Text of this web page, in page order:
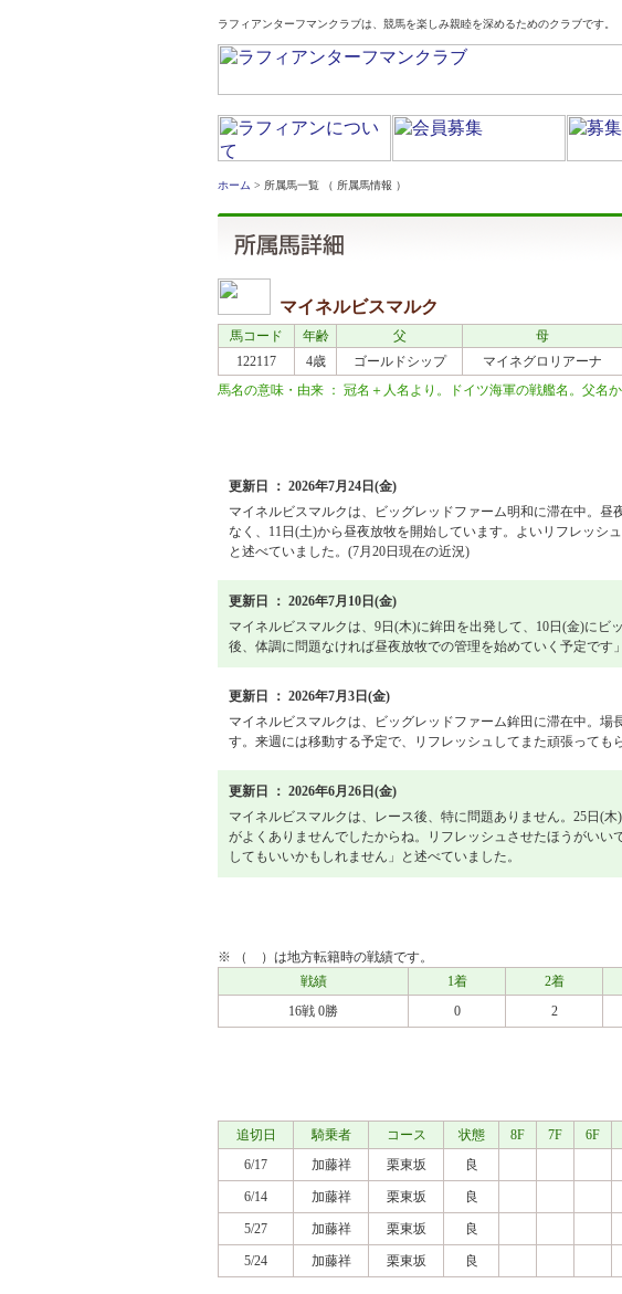
ラフィアンターフマンクラブは、競馬を楽しみ親睦を深めるためのクラブです。
ホーム > 所属馬一覧 （ 所属馬情報 ）
マイネルビスマルク
馬コード 年齢 父 母
122117
4歳 ゴールドシップ マイネグロリアーナ
馬名の意味・由来 ： 冠名＋人名より。ドイツ海軍の戦艦名。父名
更新日 ： 2026年7月24日(金)
マイネルビスマルクは、ビッグレッドファーム明和に滞在中。
なく、11日(土)から昼夜放牧を開始しています。よいリフレッシ
と述べていました。(7月20日現在の近況)
更新日 ： 2026年7月10日(金)
マイネルビスマルクは、9日(木)に鉾田を出発して、10日(金)に
後、体調に問題なければ昼夜放牧での管理を始めていく予定です
更新日 ： 2026年7月3日(金)
マイネルビスマルクは、ビッグレッドファーム鉾田に滞在中。
す。来週には移動する予定で、リフレッシュしてまた頑張っても
更新日 ： 2026年6月26日(金)
マイネルビスマルクは、レース後、特に問題ありません。25日(
がよくありませんでしたからね。リフレッシュさせたほうがい
してもいいかもしれません」と述べていました。
※ （ ）は地方転籍時の戦績です。
戦績
1着 2着
16戦 0勝
0 2
追切日 騎乗者 コース 状態 8F 7F 6F
6/17
加藤祥 栗東坂 良
6/14 加藤祥 栗東坂 良
5/27 加藤祥 栗東坂 良
5/24 加藤祥 栗東坂 良